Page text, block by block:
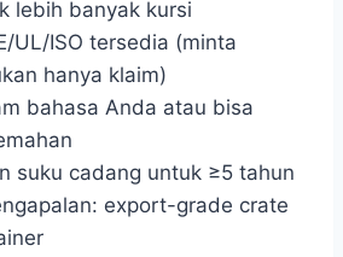
lebih banyak kursi
UL/ISO tersedia (minta
hanya klaim)
bahasa Anda atau bisa
suku cadang untuk ≥5 tahun
export-grade crate